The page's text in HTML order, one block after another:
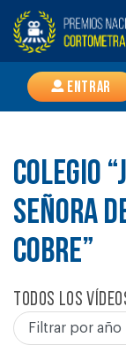
Entrar
COLEGIO
SEÑORA
COBRE”
Todos los